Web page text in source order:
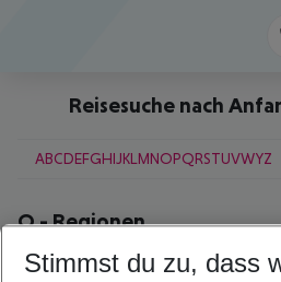
Reisesuche nach
ABCDEFGHIJKL MNOPQRSTUVWYZ
Q-Regionen
Qawra
Stimmst du zu, dass